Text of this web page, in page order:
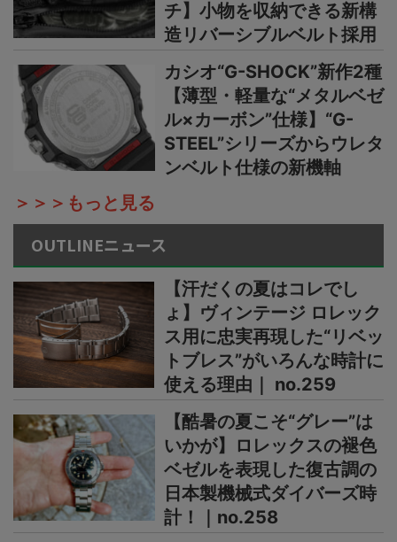
チ】小物を収納できる新構
造リバーシブルベルト採用
カシオ“G-SHOCK”新作2種
【薄型・軽量な“メタルベゼ
ル×カーボン”仕様】“G-
STEEL”シリーズからウレタ
ンベルト仕様の新機軸
＞＞＞もっと見る
OUTLINEニュース
【汗だくの夏はコレでし
ょ】ヴィンテージ ロレック
ス用に忠実再現した“リベッ
トブレス”がいろんな時計に
使える理由｜ no.259
【酷暑の夏こそ“グレー”は
いかが】ロレックスの褪色
ベゼルを表現した復古調の
日本製機械式ダイバーズ時
計！｜no.258